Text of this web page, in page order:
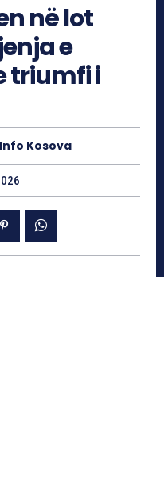
në lot
e
triumfi i
Info Kosova